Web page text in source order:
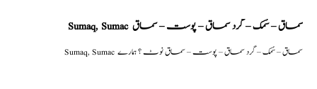
Sumaq, Sumac سماق – سُمک – گرد سماق – پوست – سماق
Sumaq, Sumac سماق – سُمک – گرد سماق – پوست – سماق نوٹ ؟ ہمارے